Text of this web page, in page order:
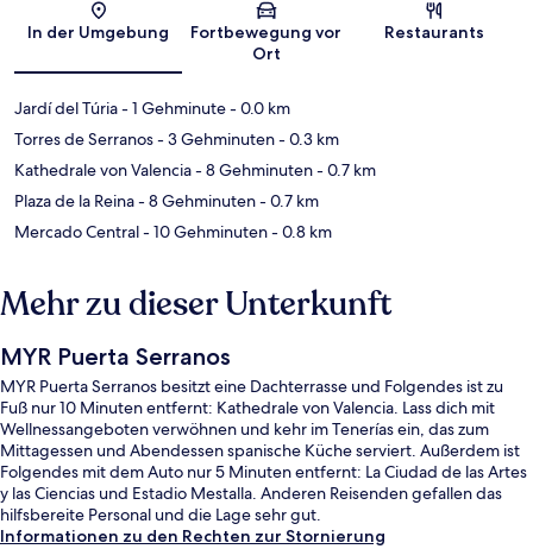
Karte
In der Umgebung
Fortbewegung vor
Ort
Restaurants
Jardí del Túria- 1 Gehminute- 0.0 km
Torres de Serranos- 3 Gehminuten- 0.3 km
Kathedrale von Valencia- 8 Gehminuten- 0.7 km
Plaza de la Reina- 8 Gehminuten- 0.7 km
Mercado Central- 10 Gehminuten- 0.8 km
Mehr zu dieser Unterkunft
MYR Puerta Serranos
MYR Puerta Serranos besitzt eine Dachterrasse und Folgendes ist zu
Fuß nur 10 Minuten entfernt: Kathedrale von Valencia. Lass dich mit
Wellnessangeboten verwöhnen und kehr im Tenerías ein, das zum
Mittagessen und Abendessen spanische Küche serviert. Außerdem ist
Folgendes mit dem Auto nur 5 Minuten entfernt: La Ciudad de las Artes
y las Ciencias und Estadio Mestalla. Anderen Reisenden gefallen das
hilfsbereite Personal und die Lage sehr gut.
Informationen zu den Rechten zur Stornierung